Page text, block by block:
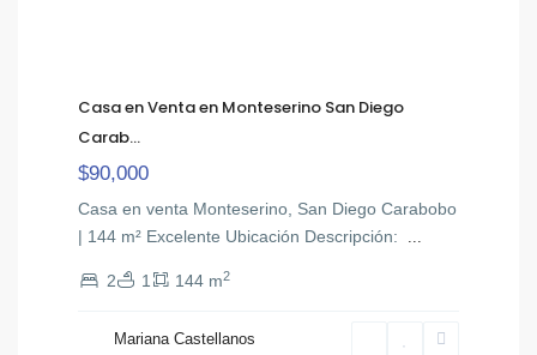
Casa en Venta en Monteserino San Diego
Carab...
$90,000
Casa en venta Monteserino, San Diego Carabobo
| 144 m² Excelente Ubicación ​Descripción: ​ ...
2 1 144 m2
Mariana Castellanos